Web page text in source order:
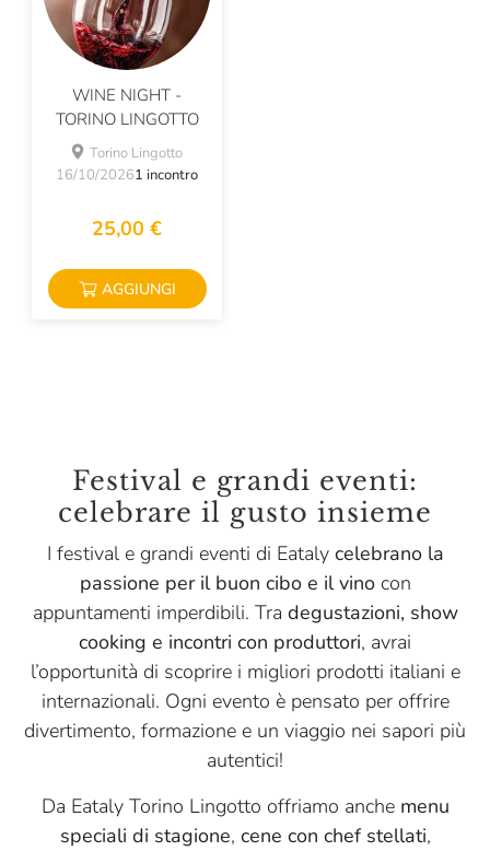
WINE NIGHT -
TORINO LINGOTTO
Torino Lingotto
16/10/20261 incontro
25,00 €
AGGIUNGI
Festival e grandi eventi:
celebrare il gusto insieme
I festival e grandi eventi di Eataly celebrano la
passione per il buon cibo e il vinocon
appuntamenti imperdibili. Tra degustazioni, show
cooking e incontri con produttori, avrai
l’opportunità di scoprire i migliori prodotti italiani e
internazionali. Ogni evento è pensato per offrire
divertimento, formazione e un viaggio nei sapori più
autentici!
Da Eataly Torino Lingotto offriamo anche menu
speciali di stagione, cene con chef stellati,